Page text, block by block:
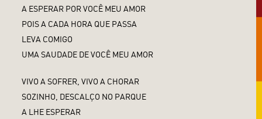
A ESPERAR POR VOCÊ MEU AMOR
POIS A CADA HORA QUE PASSA
LEVA COMIGO
UMA SAUDADE DE VOCÊ MEU AMOR
VIVO A SOFRER, VIVO A CHORAR
SOZINHO, DESCALÇO NO PARQUE
A LHE ESPERAR